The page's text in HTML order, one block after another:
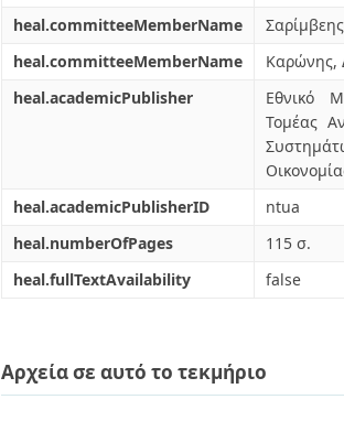
heal.committeeMemberName
heal.committeeMemberName
Καρώνης,
heal.academicPublisher
Εθνικό
Τομέας
heal.academicPublisherID
ntua
heal.numberOfPages
115 σ.
heal.fullTextAvailability
false
Αρχεία σε αυτό το τεκμήριο